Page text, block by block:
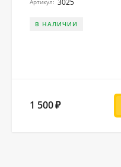
Артикул:
В НАЛИЧИИ
1 500₽